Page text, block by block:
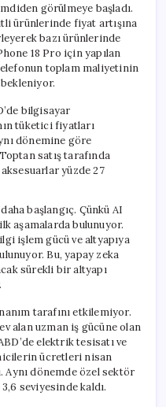
görülmeye başladı.
ürünlerinde fiyat artışına
bazı ürünlerinde
18 Pro için yapılan
toplam maliyetinin
bekleniyor.
bilgisayar
tüketici fiyatları
dönemine göre
satış tarafında
yüzde 27
başlangıç. Çünkü AI
aşamalarda bulunuyor.
işlem gücü ve altyapıya
Bu, yapay zeka
sürekli bir altyapı
tarafını etkilemiyor.
alan uzman iş gücüne olan
elektrik tesisatı ve
ücretleri nisan
Aynı dönemde özel sektör
seviyesinde kaldı.